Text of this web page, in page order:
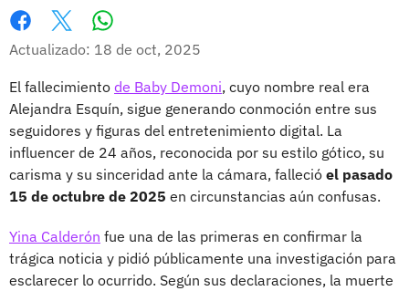
Facebook
X
Actualizado: 18 de oct, 2025
El fallecimiento de Baby Demoni, cuyo nombre real era
Alejandra Esquín, sigue generando conmoción entre sus
seguidores y figuras del entretenimiento digital. La
influencer de 24 años, reconocida por su estilo gótico, su
carisma y su sinceridad ante la cámara, falleció el pasado
15 de octubre de 2025 en circunstancias aún confusas.
Yina Calderón fue una de las primeras en confirmar la
trágica noticia y pidió públicamente una investigación para
esclarecer lo ocurrido. Según sus declaraciones, la muerte